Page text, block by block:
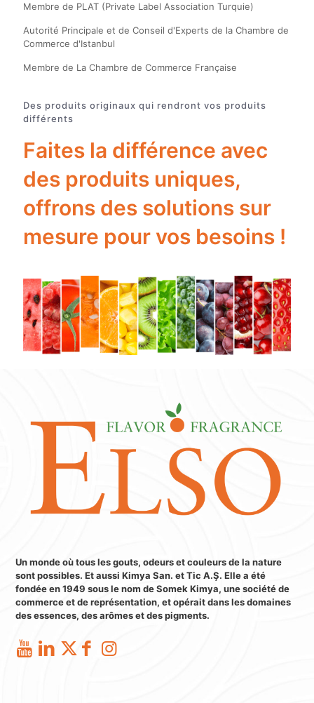
Membre de PLAT (Private Label Association Turquie)
Autorité Principale et de Conseil d'Experts de la Chambre de
Commerce d'Istanbul
Membre de La Chambre de Commerce Française
Des produits originaux qui rendront vos produits
différents
Faites la différence avec
des produits uniques,
offrons des solutions sur
mesure pour vos besoins !
Un monde où tous les gouts, odeurs et couleurs de la nature
sont possibles. Et aussi Kimya San. et Tic A.Ş. Elle a été
fondée en 1949 sous le nom de Somek Kimya, une société de
commerce et de représentation, et opérait dans les domaines
des essences, des arômes et des pigments.